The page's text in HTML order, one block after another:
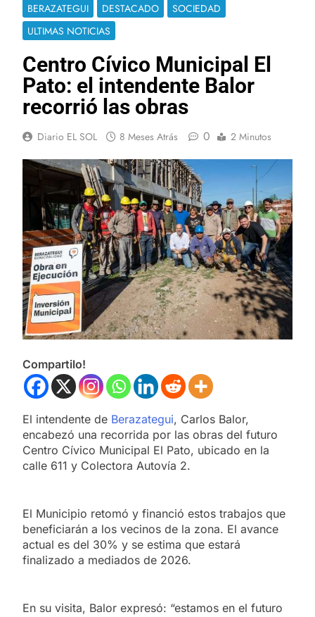
BERAZATEGUI DESTACADO
SOCIEDAD
ULTIMAS NOTICIAS
Centro Cívico Municipal El
Pato: el intendente Balor
recorrió las obras
Diario EL SOL 8 Meses Atrás 0 2 Minutos
Compartilo!
El intendente de Berazategui, Carlos Balor,
encabezó una recorrida por las obras del futuro
Centro Cívico Municipal El Pato, ubicado en la
calle 611 y Colectora Autovía 2.
El Municipio retomó y financió estos trabajos que
beneficiarán a los vecinos de la zona. El avance
actual es del 30% y se estima que estará
finalizado a mediados de 2026.
En su visita, Balor expresó: “estamos en el futuro